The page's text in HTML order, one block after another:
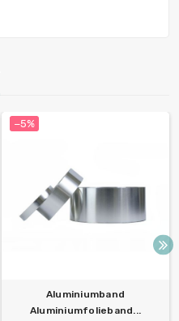
−5%
Aluminiumband
Aluminiumfolieband...